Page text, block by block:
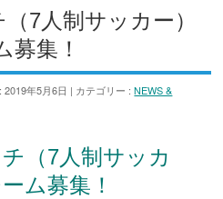
7人制サッカー）
集！
年5月6日 カテゴリー :NEWS &
チ（7人制サッカ
ム募集！